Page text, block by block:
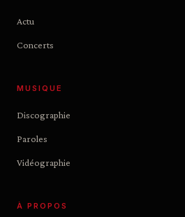
Actu
Concerts
MUSIQUE
Discographie
Paroles
Vidéographie
À PROPOS